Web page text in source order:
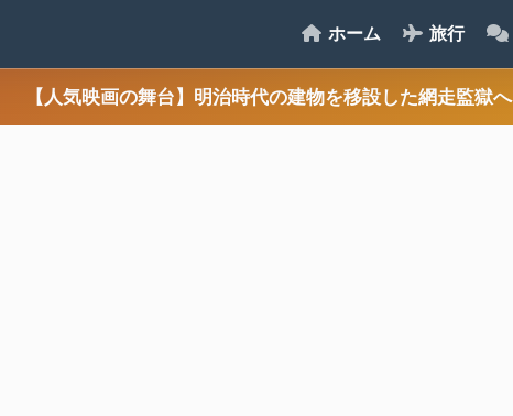
ホーム 旅行
【人気映画の舞台】明治時代の建物を移設した網走監獄へ